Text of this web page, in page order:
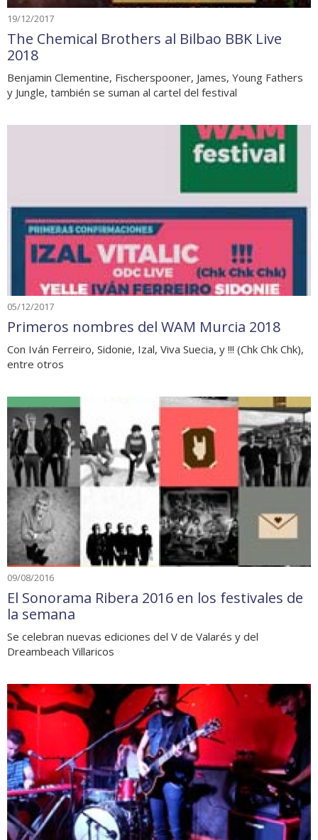
19/12/2017
The Chemical Brothers al Bilbao BBK Live
2018
Benjamin Clementine, Fischerspooner, James, Young Fathers
y Jungle, también se suman al cartel del festival
05/12/2017
Primeros nombres del WAM Murcia 2018
Con Iván Ferreiro, Sidonie, Izal, Viva Suecia, y !!! (Chk Chk Chk),
entre otros
09/08/2016
El Sonorama Ribera 2016 en los festivales de
la semana
Se celebran nuevas ediciones del V de Valarés y del
Dreambeach Villaricos